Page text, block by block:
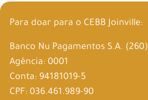
Para doar para o CEBB Joinville:
Banco Nu Pagamentos S.A. (260)
Agência: 0001
Conta: 94181019-5
CPF: 036.461.989-90